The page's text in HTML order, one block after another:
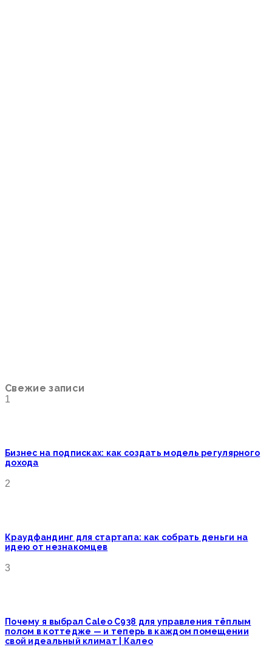
Свежие записи
1
Бизнес на подписках: как создать модель регулярного
дохода
2
Краудфандинг для стартапа: как собрать деньги на
идею от незнакомцев
3
Почему я выбрал Caleo C938 для управления тёплым
полом в коттедже — и теперь в каждом помещении
свой идеальный климат | Калео